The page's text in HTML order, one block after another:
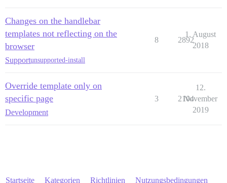
Changes on the handlebar
templates not reflecting on the
browser
Supportunsupported-install
8 2892
1. August
2018
Override template only on
specific page
Development
3 2104
12.
November
2019
Startseite Kategorien Richtlinien Nutzungsbedingungen